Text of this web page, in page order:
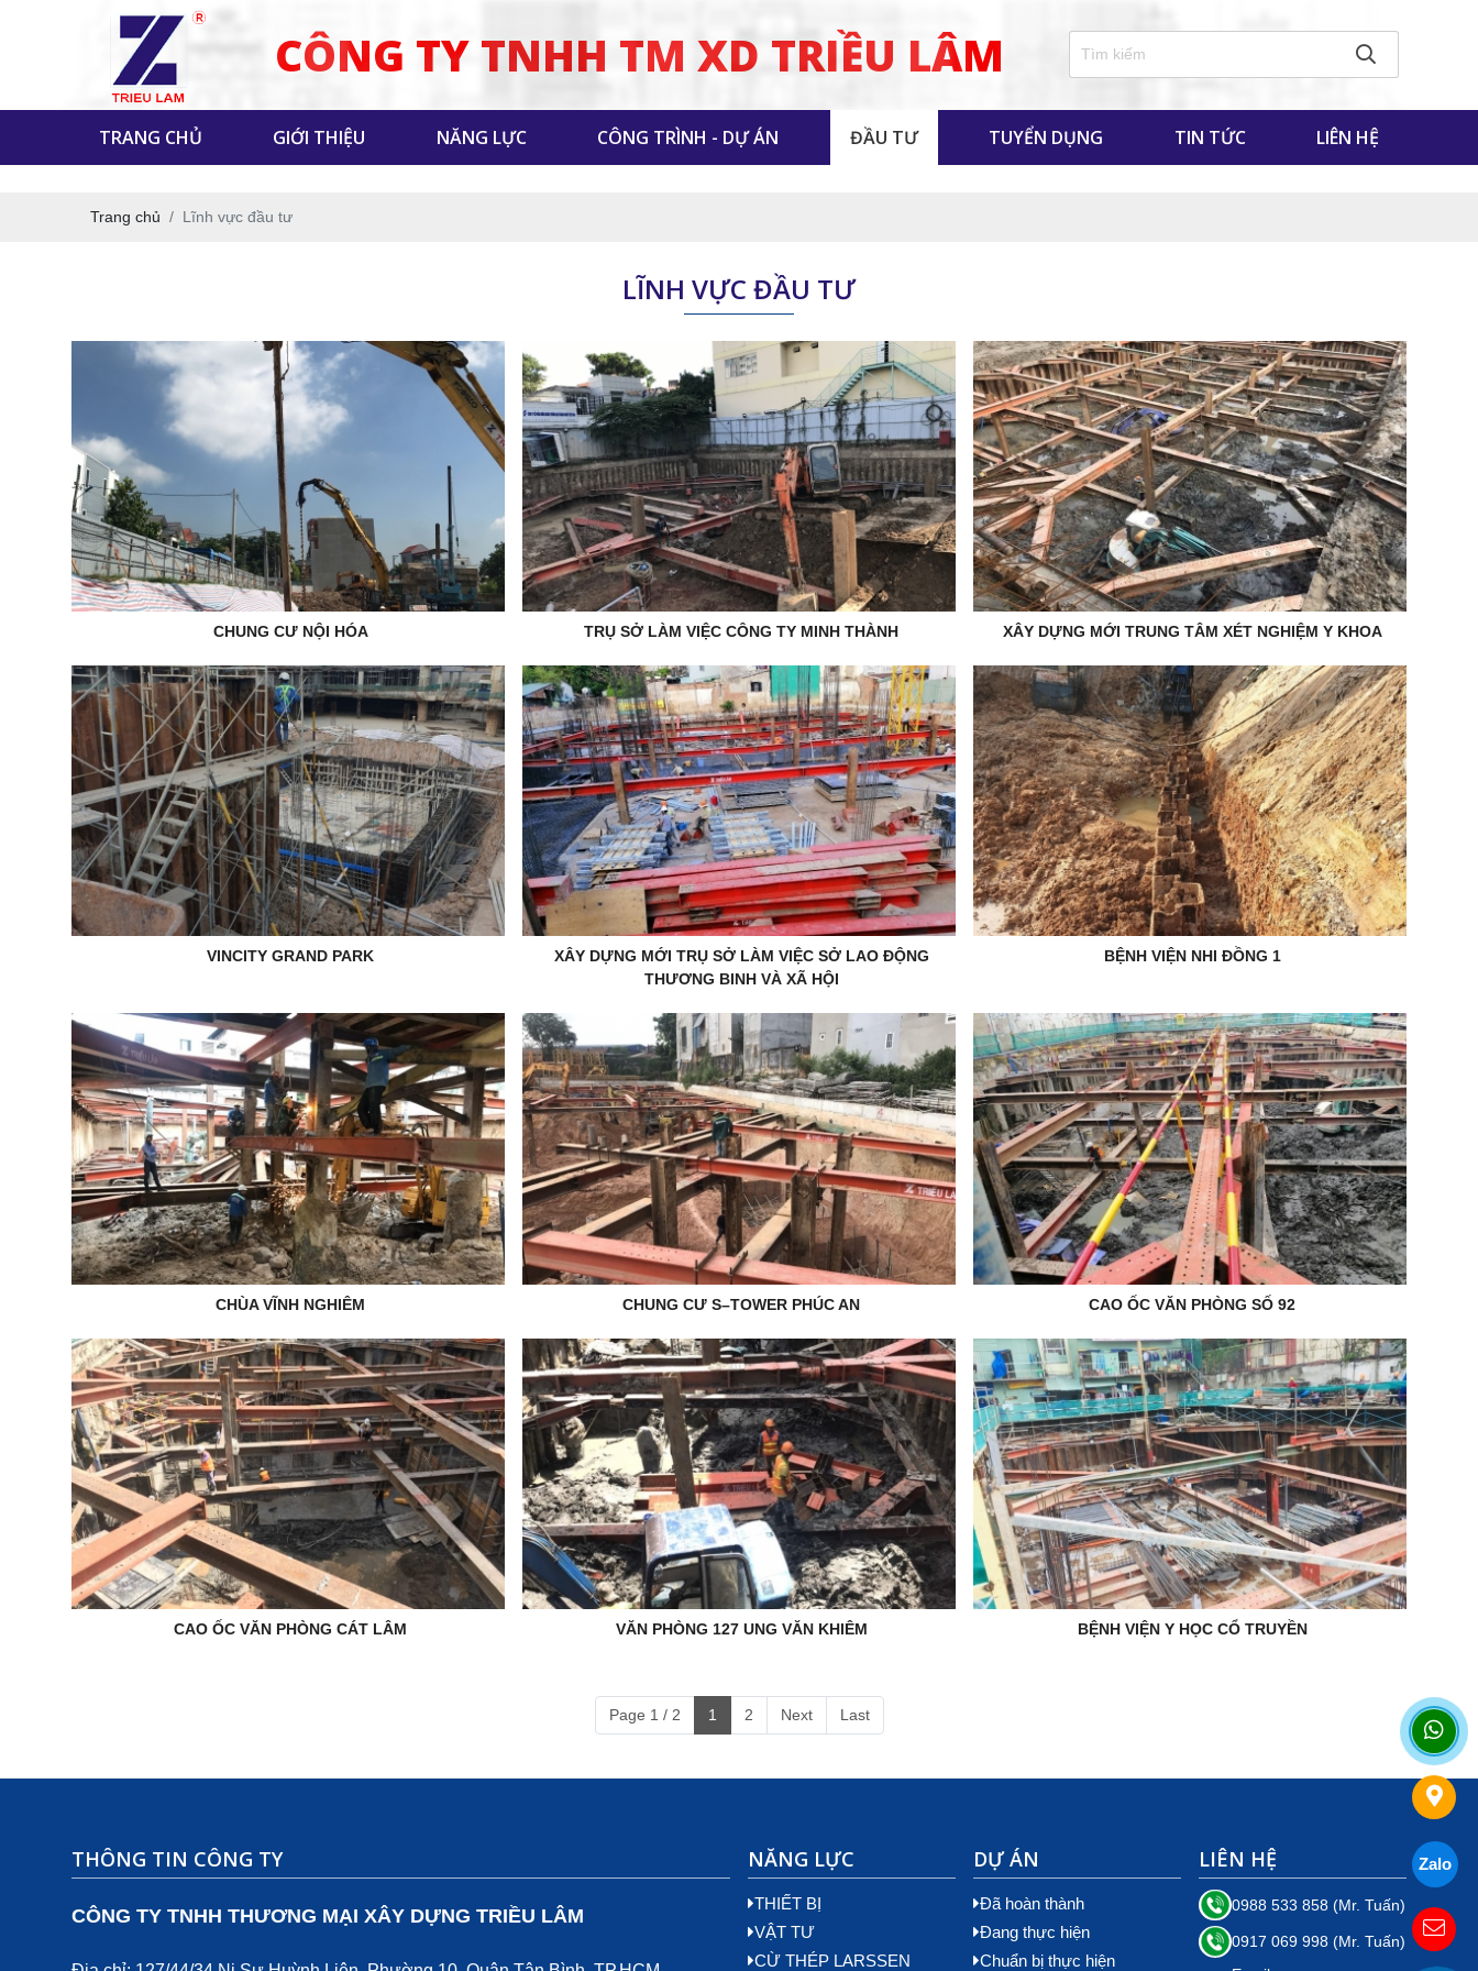
CÔNG TY TNHH TM XD TRIỀU LÂM
TRANG CHỦ GIỚI THIỆU NĂNG LỰC CÔNG TRÌNH - DỰ ÁN ĐẦU TƯ TUYỂN DỤNG TIN TỨC LIÊN HỆ
Trang chủ Lĩnh vực đầu tư
LĨNH VỰC ĐẦU TƯ
CHUNG CƯ NỘI HÓA TRỤ SỞ LÀM VIỆC CÔNG TY MINH THÀNH XÂY DỰNG MỚI TRUNG TÂM XÉT NGHIỆM Y KHOA
VINCITY GRAND PARK
XÂY DỰNG MỚI TRỤ SỞ LÀM VIỆC SỞ LAO ĐỘNG
THƯƠNG BINH VÀ XÃ HỘI
BỆNH VIỆN NHI ĐỒNG 1
CHÙA VĨNH NGHIÊM CHUNG CƯ S–TOWER PHÚC AN CAO ỐC VĂN PHÒNG SỐ 92
CAO ỐC VĂN PHÒNG CÁT LÂM VĂN PHÒNG 127 UNG VĂN KHIÊM BỆNH VIỆN Y HỌC CỔ TRUYỀN
Page 1 / 2 1 2 Next Last
THÔNG TIN CÔNG TY
CÔNG TY TNHH THƯƠNG MẠI XÂY DỰNG TRIỀU LÂM
NĂNG LỰC
THIẾT BỊ
VẬT TƯ
CỪ THÉP LARSSEN
DỰ ÁN
Đã hoàn thành
Đang thực hiện
Chuẩn bị thực hiện
LIÊN HỆ
0988 533 858 (Mr. Tuấn)
0917 069 998 (Mr. Tuấn)
Zalo